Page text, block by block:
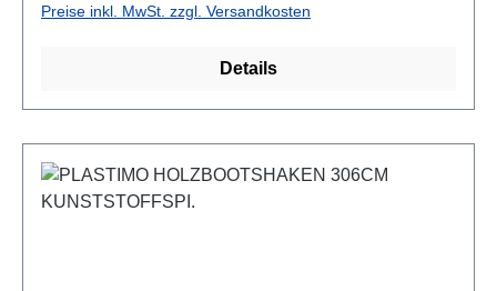
Preise inkl. MwSt. zzgl. Versandkosten
Details